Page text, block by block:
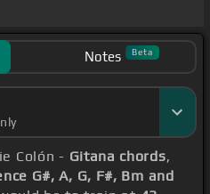
Notes Beta
Colón - Gitana chords,
G#, A, G, F#, Bm and